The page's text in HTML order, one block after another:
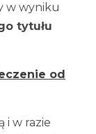
w wyniku
tytułu
od
i w razie